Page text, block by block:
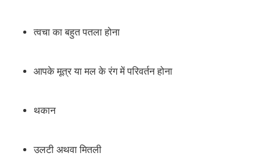
त्वचा का बहुत पतला होना
आपके मूत्र या मल के रंग में परिवर्तन होना
थकान
उलटी अथवा मितली